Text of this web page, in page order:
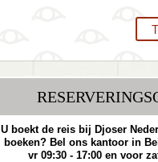
U boekt de reis bij Djoser
boeken? Bel ons kantoor in
vr 09:30 - 17:00 en voor